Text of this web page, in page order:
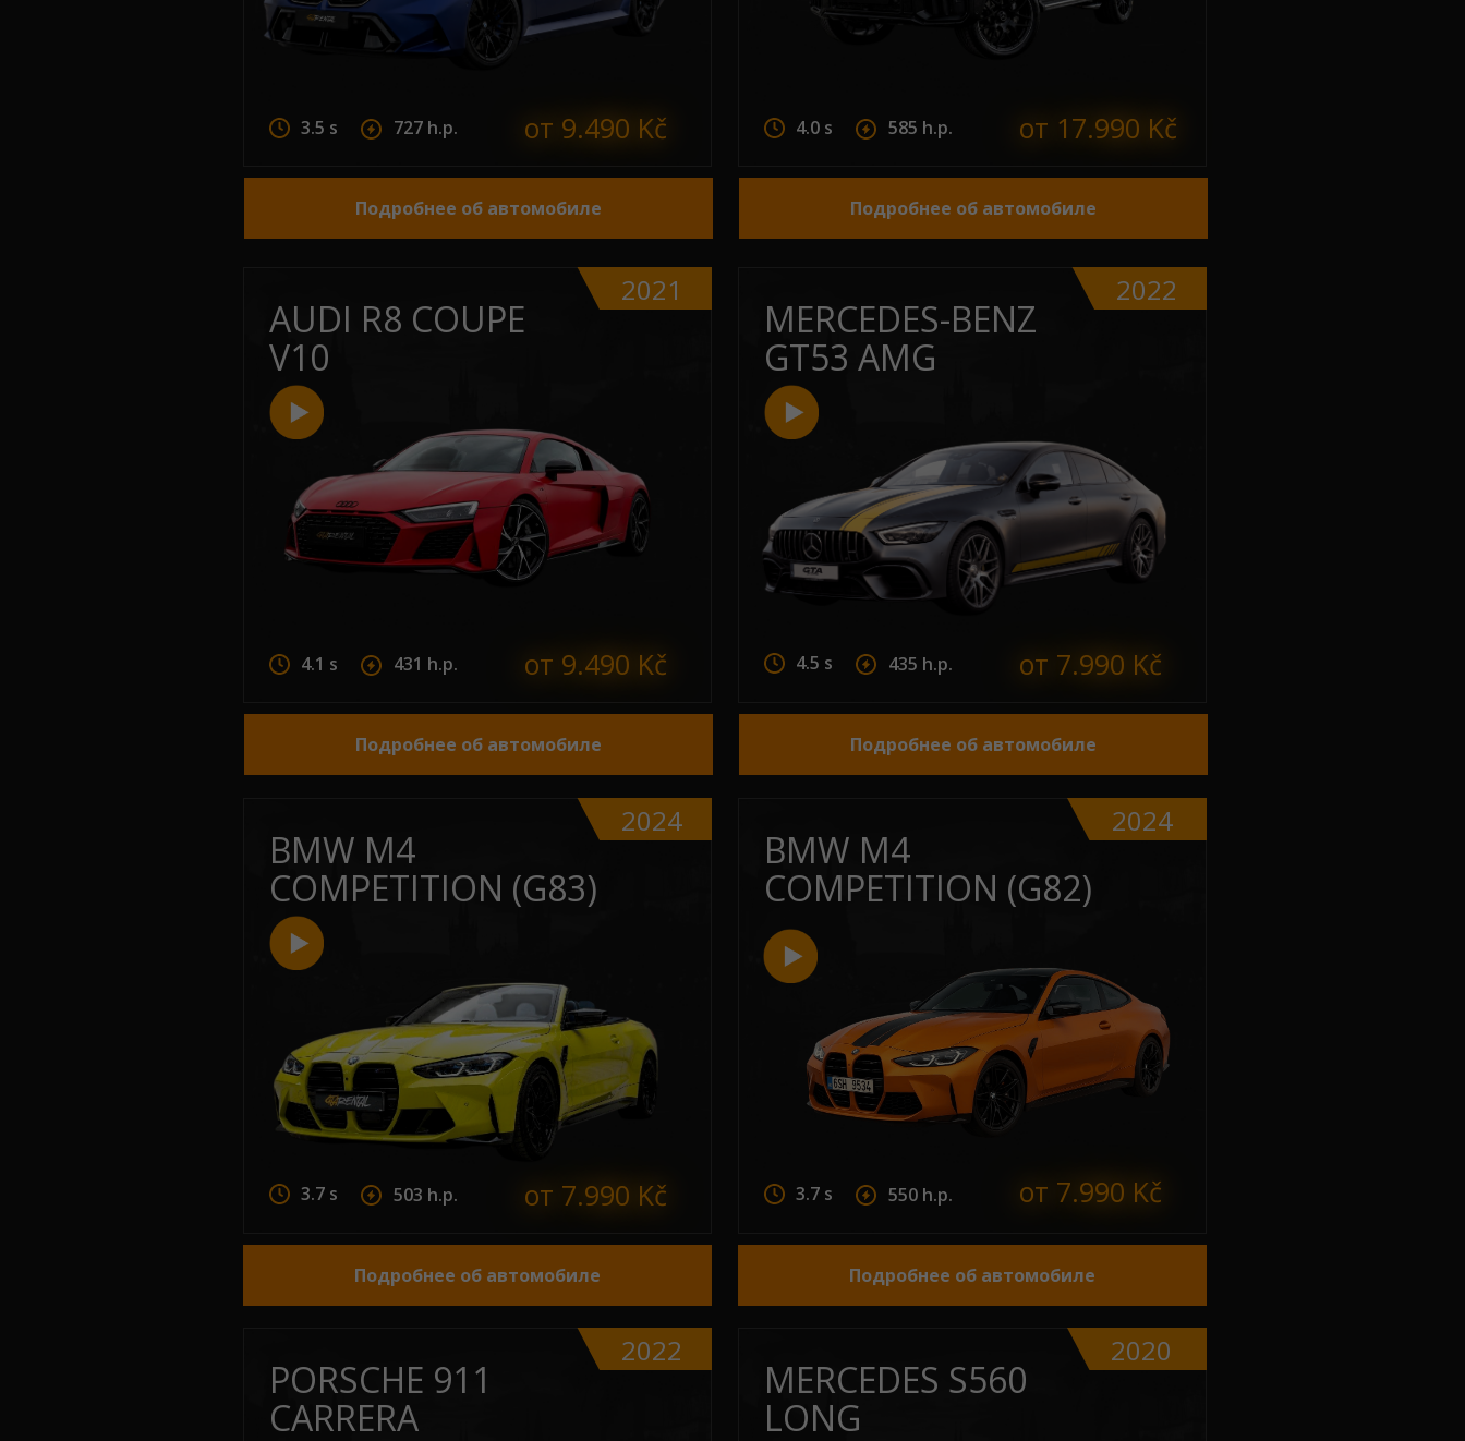
от 9.490 Kč
3.5 s 727 h.p.
Подробнее об автомобиле
от 17.990 Kč
4.0 s 585 h.p.
Подробнее об автомобиле
PORSCHE 911
CARRERA
2022
MERCEDES-BENZ
GT53 AMG
от 7.990 Kč
4.5 s 435 h.p.
2022
Подробнее об автомобиле
AUDI R8 COUPE
V10
от 9.490 Kč
4.1 s 431 h.p.
2021
Подробнее об автомобиле
BMW M4
COMPETITION (G83)
от 7.990 Kč
3.7 s 503 h.p.
2024
Подробнее об автомобиле Подробнее об автомобиле
BMW M4
COMPETITION (G82)
3.7 s 550 h.p.
2024
MERCEDES S560
LONG
2020
от 7.990 Kč